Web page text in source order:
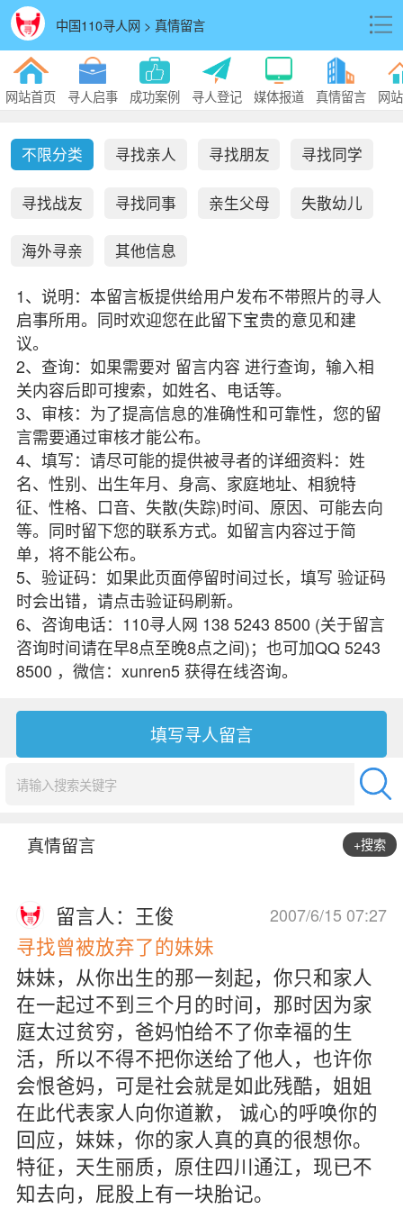
中国110寻人网 > 真情留言
网站首页 寻人启事 成功案例 寻人登记 媒体报道 真情留言 网
不限分类 寻找亲人 寻找朋友 寻找同学
寻找战友 寻找同事 亲生父母 失散幼儿
海外寻亲 其他信息
1、说明：本留言板提供给用户发布不带照片的寻人
启事所用。同时欢迎您在此留下宝贵的意见和建
议。
2、查询：如果需要对 留言内容 进行查询，输入相
关内容后即可搜索，如姓名、电话等。
3、审核：为了提高信息的准确性和可靠性，您的留
言需要通过审核才能公布。
4、填写：请尽可能的提供被寻者的详细资料：姓
名、性别、出生年月、身高、家庭地址、相貌特
征、性格、口音、失散(失踪)时间、原因、可能去向
等。同时留下您的联系方式。如留言内容过于简
单，将不能公布。
5、验证码：如果此页面停留时间过长，填写 验证码
时会出错，请点击验证码刷新。
6、咨询电话：110寻人网 138 5243 8500 (关于留言
咨询时间请在早8点至晚8点之间)；也可加QQ 5243
8500 ，微信：xunren5 获得在线咨询。
+搜索
真情留言
2007/6/15 07:27
留言人：王俊
寻找曾被放弃了的妹妹
妹妹，从你出生的那一刻起，你只和家人
在一起过不到三个月的时间，那时因为家
庭太过贫穷，爸妈怕给不了你幸福的生
活，所以不得不把你送给了他人，也许你
会恨爸妈，可是社会就是如此残酷，姐姐
在此代表家人向你道歉， 诚心的呼唤你的
回应，妹妹，你的家人真的真的很想你。
特征，天生丽质，原住四川通江，现已不
知去向，屁股上有一块胎记。